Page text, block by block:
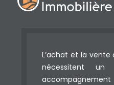
L’achat et la vente
nécessitent